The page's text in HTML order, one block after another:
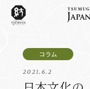
2021.6.2